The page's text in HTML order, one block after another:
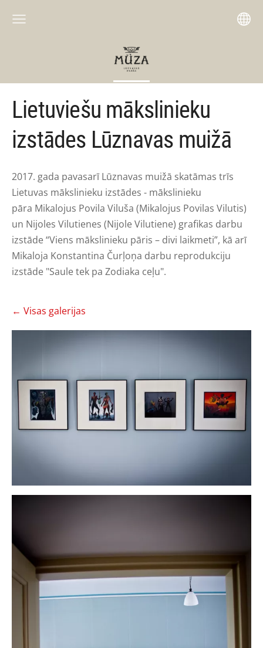
Lietuviešu mākslinieku
izstādes Lūznavas muižā
2017. gada pavasarī Lūznavas muižā skatāmas trīs
Lietuvas mākslinieku izstādes - mākslinieku
pāra Mikalojus Povila Viluša (Mikalojus Povilas Vilutis)
un Nijoles Vilutienes (Nijole Vilutiene) grafikas darbu
izstāde “Viens mākslinieku pāris – divi laikmeti”, kā arī
Mikaloja Konstantina Čurļoņa darbu reprodukciju
izstāde "Saule tek pa Zodiaka ceļu".
Visas galerijas